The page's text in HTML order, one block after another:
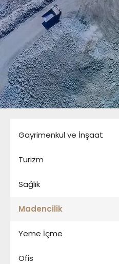
Gayrimenkul ve İnşaat
Turizm
Sağlık
Madencilik
Yeme İçme
Ofis